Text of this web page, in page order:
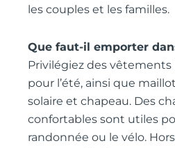
les couples et les familles.
Que faut-il emporter
Privilégiez des
pour l’été, ainsi que
solaire et chapeau. Des
confortables sont utiles
randonnée ou le vélo.